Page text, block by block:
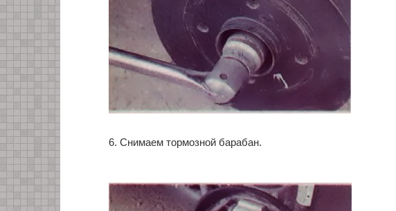
6. Снимаем тормозной барабан.